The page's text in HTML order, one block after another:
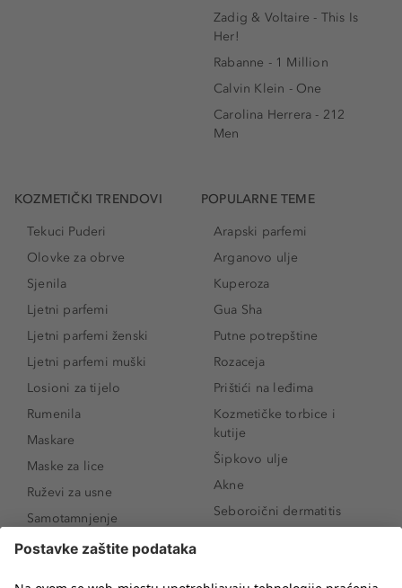
Zadig & Voltaire - This Is
Her!
Rabanne - 1 Million
Calvin Klein - One
Carolina Herrera - 212
Men
KOZMETIČKI TRENDOVI
Tekuci Puderi
Olovke za obrve
Sjenila
Ljetni parfemi
Ljetni parfemi ženski
Ljetni parfemi muški
Losioni za tijelo
Rumenila
Maskare
Maske za lice
Ruževi za usne
Samotamnjenje
Puderi
POPULARNE TEME
Arapski parfemi
Arganovo ulje
Kuperoza
Gua Sha
Putne potrepštine
Rozaceja
Prištići na leđima
Kozmetičke torbice i
kutije
Šipkovo ulje
Akne
Seboroični dermatitis